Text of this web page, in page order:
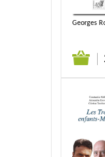
Georges